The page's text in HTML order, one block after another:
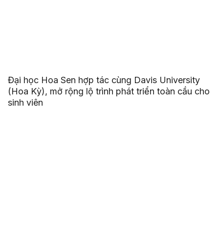
Đại học Hoa Sen hợp tác cùng Davis University
(Hoa Kỳ), mở rộng lộ trình phát triển toàn cầu cho
sinh viên